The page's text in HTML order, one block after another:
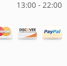
13:00 - 22:00